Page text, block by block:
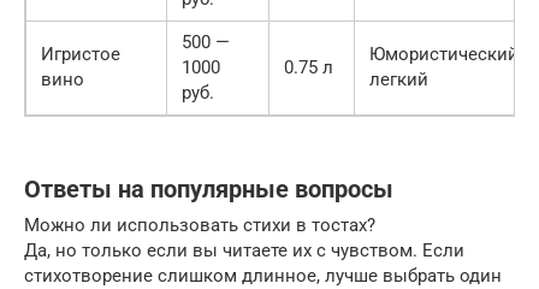
Игристое
вино
500 —
1000
руб.
0.75 л
Юмористический,
легкий
Ответы на популярные вопросы
Можно ли использовать стихи в тостах?
Да, но только если вы читаете их с чувством. Если
стихотворение слишком длинное, лучше выбрать один